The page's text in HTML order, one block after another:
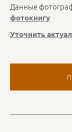
Данные
фотокнигу
Уточнить